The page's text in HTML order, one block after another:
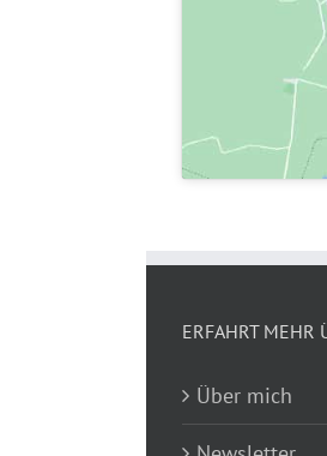
ERFAHRT MEHR
Über mich